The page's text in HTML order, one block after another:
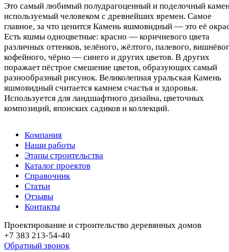
Это самый любимый полудрагоценный и поделочный
используемый человеком с древнейших времен. Самое
главное, за что ценится Камень яшмовидный — это её
Есть яшмы одноцветные: красно — коричневого цвета
различных оттенков, зелёного, жёлтого, палевого,
кофейного, чёрно — синего и других цветов. В других
поражает пёстрое смешение цветов, образующих самый
разнообразный рисунок. Великолепная уральская Камень
яшмовидный считается камнем счастья и здоровья.
Используется для ландшафтного дизайна, цветочных
композиций, японских садиков и коллекций.
Компания
Наши работы
Этапы строительства
Каталог проектов
Справочник
Статьи
Отзывы
Контакты
Проектирование и строительство деревянных домов
+7 383 213-54-40
Обратный звонок